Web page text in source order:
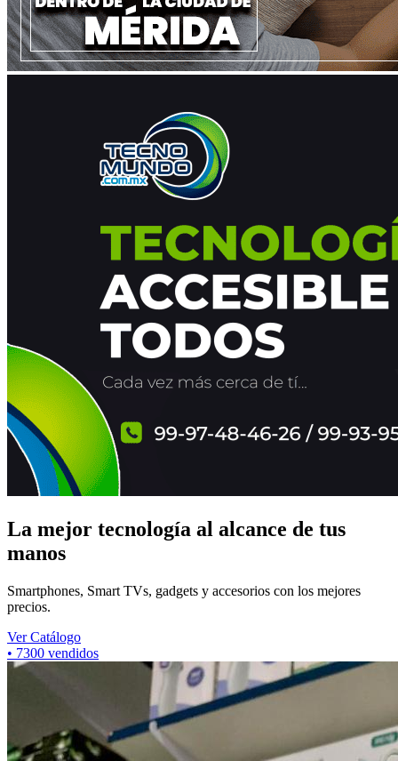
La mejor tecnología al alcance de tus
manos
Smartphones, Smart TVs, gadgets y accesorios con los mejores
precios.
Ver Catálogo
• 7300 vendidos